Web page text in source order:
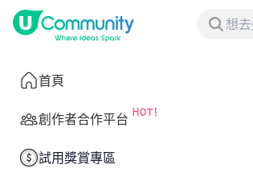
首頁
創作者合作平台
試用獎賞專區